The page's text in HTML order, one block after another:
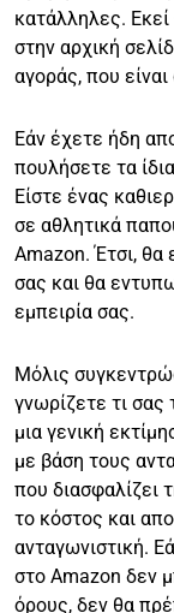
κατάλληλες.
στην αρχική
αγοράς, που
Εάν έχετε ήδη
πουλήσετε τα
Είστε ένας
σε αθλητικά
Amazon. Έτσι,
σας και θα
εμπειρία σας.
Μόλις
γνωρίζετε τι σας
μια γενική
με βάση τους
που διασφαλίζει
το κόστος και
ανταγωνιστική.
στο Amazon δεν
όρους, δεν θα